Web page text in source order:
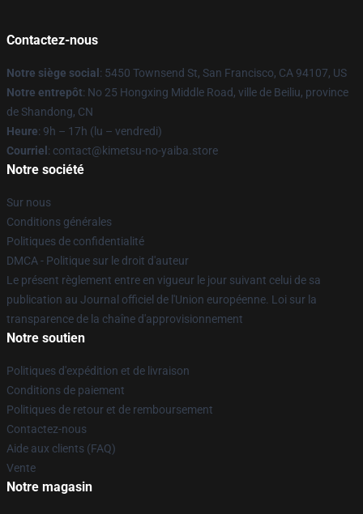
Contactez-nous
Notre siège social : 5450 Townsend St, San Francisco, CA 94107, US
Notre entrepôt: No 25 Hongxing Middle Road, ville de Beiliu, province
de Shandong, CN
Heure: 9h – 17h (lu – vendredi)
Courriel : contact@kimetsu-no-yaiba.store
Notre société
Sur nous
Conditions générales
Politiques de confidentialité
DMCA - Politique sur le droit d'auteur
Le présent règlement entre en vigueur le jour suivant celui de sa
publication au Journal officiel de l'Union européenne. Loi sur la
transparence de la chaîne d'approvisionnement
Notre soutien
Politiques d'expédition et de livraison
Conditions de paiement
Politiques de retour et de remboursement
Contactez-nous
Aide aux clients (FAQ)
Vente
Notre magasin